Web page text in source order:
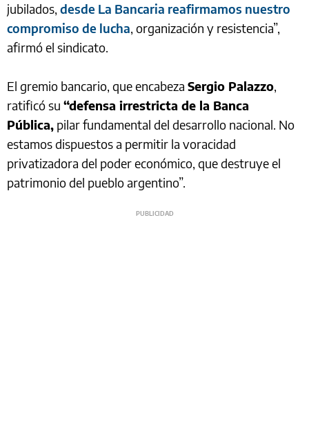
jubilados, desde La Bancaria reafirmamos nuestro
compromiso de lucha, organización y resistencia”,
afirmó el sindicato.
El gremio bancario, que encabeza Sergio Palazzo,
ratificó su “defensa irrestricta de la Banca
Pública, pilar fundamental del desarrollo nacional. No
estamos dispuestos a permitir la voracidad
privatizadora del poder económico, que destruye el
patrimonio del pueblo argentino”.